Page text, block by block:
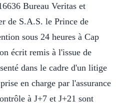
Bureau Veritas et
de S.A.S. le Prince de
sous 24 heures à Cap
écrit remis à l'issue de
dans le cadre d'un litige
en charge par l'assurance
à J+7 et J+21 sont